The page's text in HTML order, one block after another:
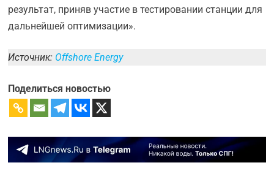
результат, приняв участие в тестировании станции для
дальнейшей оптимизации».
Источник: Offshore Energy
Поделиться новостью